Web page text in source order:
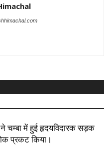
ने चम्बा में हुई हृदयविदारक सड़क
प्रकट किया।